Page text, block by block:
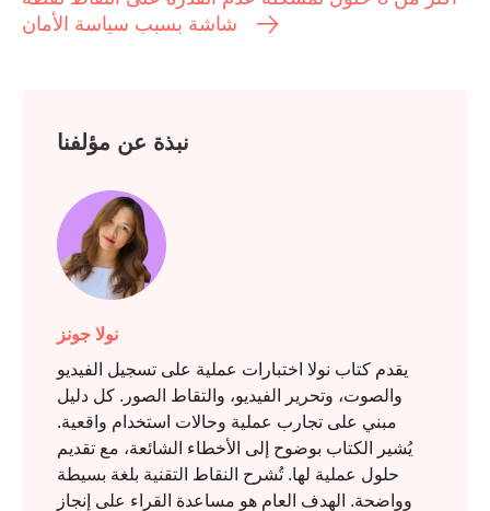
شاشة بسبب سياسة الأمان
نبذة عن مؤلفنا
نولا جونز
يقدم كتاب نولا اختبارات عملية على تسجيل الفيديو
والصوت، وتحرير الفيديو، والتقاط الصور. كل دليل
مبني على تجارب عملية وحالات استخدام واقعية.
يُشير الكتاب بوضوح إلى الأخطاء الشائعة، مع تقديم
حلول عملية لها. تُشرح النقاط التقنية بلغة بسيطة
وواضحة. الهدف العام هو مساعدة القراء على إنجاز